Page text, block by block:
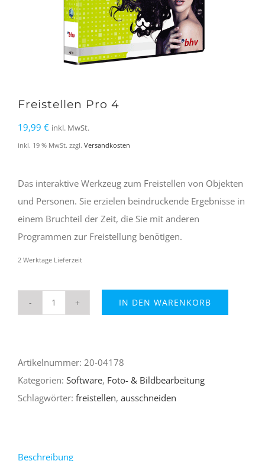
Freistellen Pro 4
19,99 € inkl. MwSt.
inkl. 19 % MwSt. zzgl. Versandkosten
Das interaktive Werkzeug zum Freistellen von Objekten
und Personen. Sie erzielen beindruckende Ergebnisse in
einem Bruchteil der Zeit, die Sie mit anderen
Programmen zur Freistellung benötigen.
2 Werktage Lieferzeit
Menge
IN DEN WARENKORB
Artikelnummer: 20-04178
Kategorien: Software, Foto- & Bildbearbeitung
Schlagwörter: freistellen, ausschneiden
Beschreibung